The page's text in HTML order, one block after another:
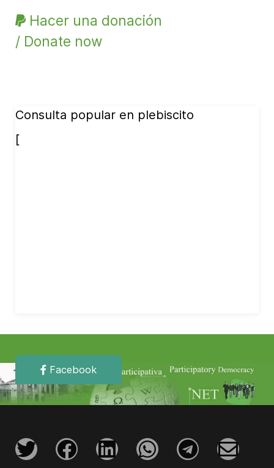
Hacer una donación
/ Donate now
Consulta popular en plebiscito
[
Facebook